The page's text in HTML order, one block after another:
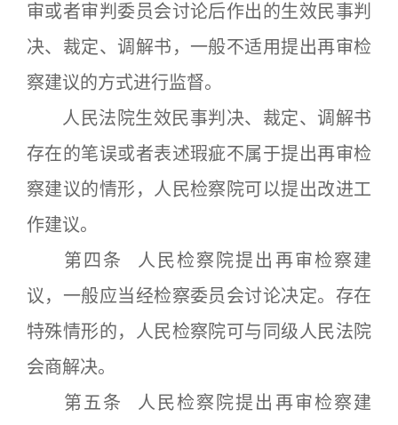
审或者审判委员会讨论后作出的生效民事判
决、裁定、调解书，一般不适用提出再审检
察建议的方式进行监督。
人民法院生效民事判决、裁定、调解书
存在的笔误或者表述瑕疵不属于提出再审检
察建议的情形，人民检察院可以提出改进工
作建议。
第四条 人民检察院提出再审检察建
议，一般应当经检察委员会讨论决定。存在
特殊情形的，人民检察院可与同级人民法院
会商解决。
第五条 人民检察院提出再审检察建